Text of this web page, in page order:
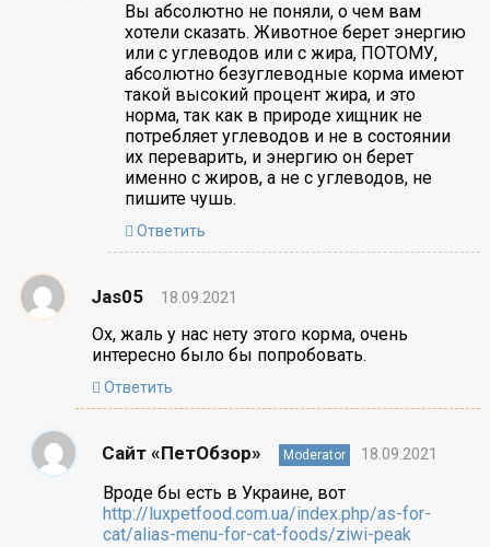
Вы абсолютно не поняли, о чем вам
хотели сказать. Животное берет энергию
или с углеводов или с жира, ПОТОМУ,
абсолютно безуглеводные корма имеют
такой высокий процент жира, и это
норма, так как в природе хищник не
потребляет углеводов и не в состоянии
их переварить, и энергию он берет
именно с жиров, а не с углеводов, не
пишите чушь.
Ответить
Jas05 18.09.2021
Ох, жаль у нас нету этого корма, очень
интересно было бы попробовать.
Ответить
Сайт «ПетОбзор» Moderator 18.09.2021
Вроде бы есть в Украине, вот
http://luxpetfood.com.ua/index.php/as-for-
cat/alias-menu-for-cat-foods/ziwi-peak